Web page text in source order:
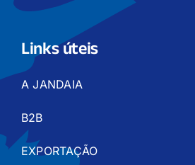
Links úteis
A JANDAIA
B2B
EXPORTAÇÃO